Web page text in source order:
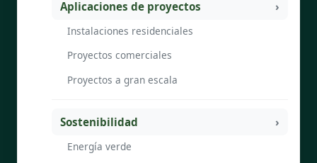
Aplicaciones de proyectos
Instalaciones residenciales
Proyectos comerciales
Proyectos a gran escala
Sostenibilidad
Energía verde